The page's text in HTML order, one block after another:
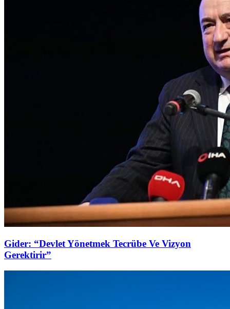
Gider: “Devlet Yönetmek Tecrübe Ve Vizyon
Gerektirir”